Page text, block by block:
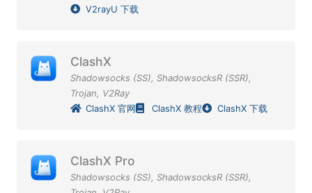
V2rayU 下载
ClashX
Shadowsocks (SS), ShadowsocksR (SSR),
Trojan, V2Ray
ClashX 官网
ClashX 教程 ClashX 下载
ClashX Pro
Shadowsocks (SS), ShadowsocksR (SSR),